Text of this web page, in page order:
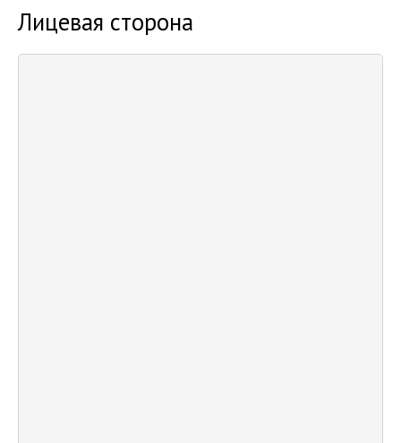
Лицевая сторона